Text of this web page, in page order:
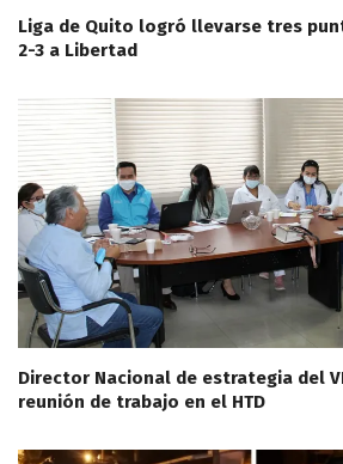
Liga de Quito logró llevarse tres
2-3 a Libertad
Director Nacional de estrategia del
reunión de trabajo en el HTD